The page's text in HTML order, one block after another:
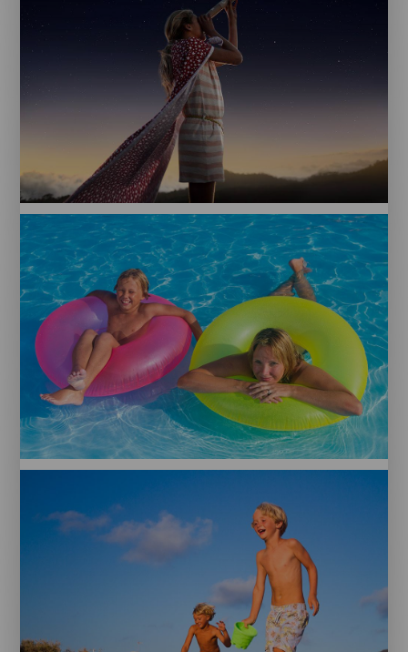
Niña
y
estrellas
Schwimmringen